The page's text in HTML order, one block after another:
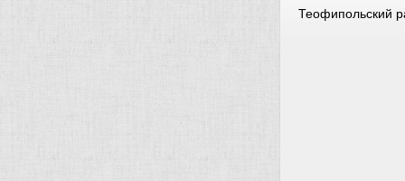
Теофипольский